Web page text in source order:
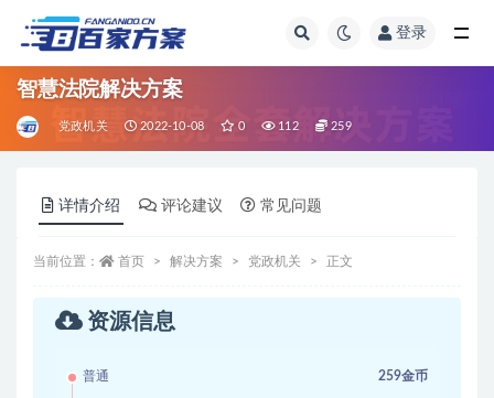
登录
智慧法院解决方案
党政机关 2022-10-08 0 112 259
详情介绍 评论建议 常见问题
当前位置： 首页 解决方案 党政机关 正文
资源信息
普通 259金币